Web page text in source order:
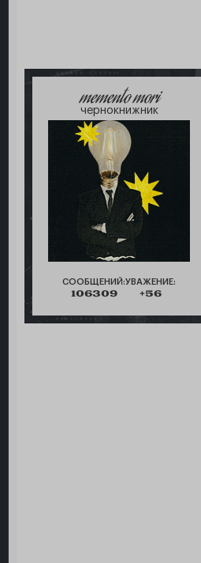
memento mori
чернокнижник
СООБЩЕНИЙ:
106309
УВАЖЕНИЕ:
+56